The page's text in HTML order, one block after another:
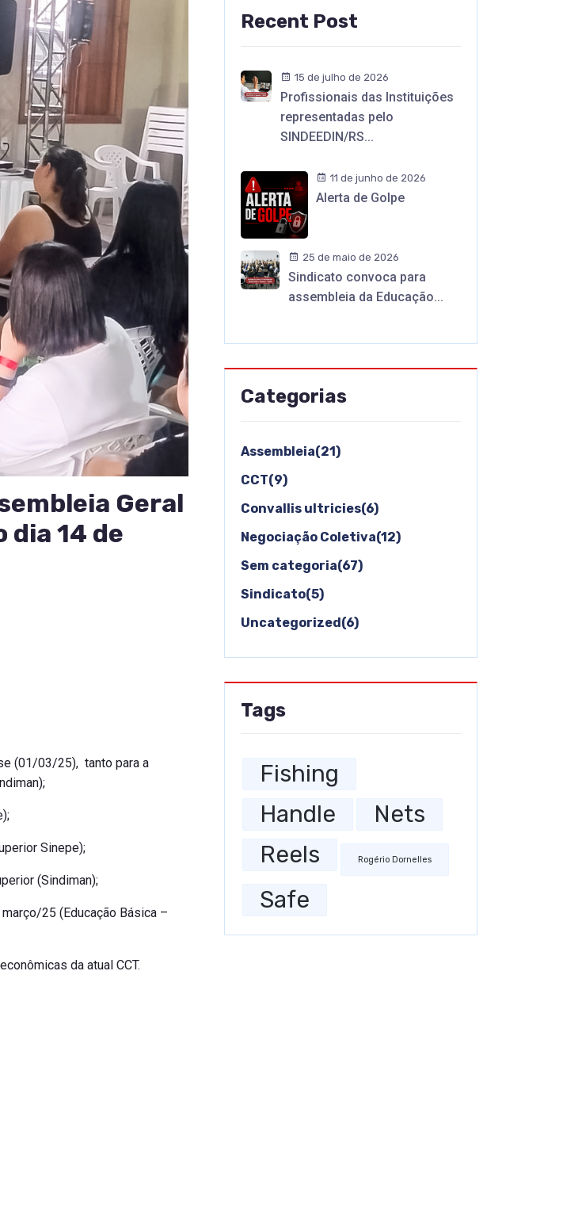
Geral
dia 14 de
(01/03/25), tanto para a
Sinepe);
(Sindiman);
25 (Educação Básica –
da atual CCT.
Recent Post
15 de julho de 2026
Profissionais das Instituições
representadas pelo
SINDEEDIN/RS...
11 de junho de 2026
Alerta de Golpe
25 de maio de 2026
Sindicato convoca para
assembleia da Educação...
Categorias
Assembleia(21)
CCT(9)
Convallis ultricies(6)
Negociação Coletiva(12)
Sem categoria(67)
Sindicato(5)
Uncategorized(6)
Tags
Fishing
Handle
Nets
Reels
Rogério Dornelles
Safe